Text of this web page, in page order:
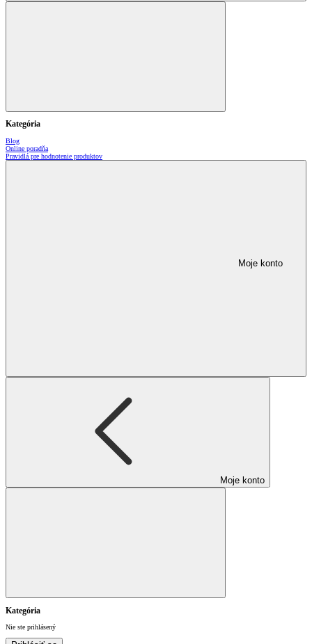
Kategória
Blog
Online poradňa
Pravidlá pre hodnotenie produktov
Moje konto
Moje konto
Kategória
Nie ste prihlásený